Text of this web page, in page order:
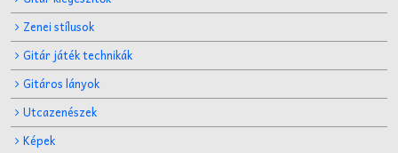
Zenei stílusok
Gitár játék technikák
Gitáros lányok
Utcazenészek
Képek